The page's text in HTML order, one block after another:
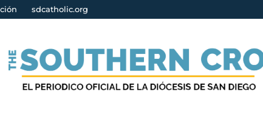
sdcatholic.org